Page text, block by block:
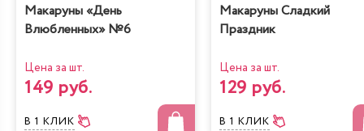
Макаруны «День
Влюбленных» №6
Цена за шт.
149 руб.
В 1 КЛИК
Макаруны Сладкий
Праздник
Цена за шт.
129 руб.
В 1 КЛИК